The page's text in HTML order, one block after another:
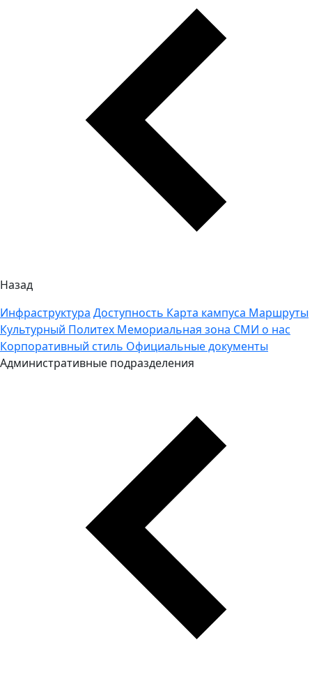
Назад
Инфраструктура Доступность Карта кампуса Маршруты
Культурный Политех Мемориальная зона СМИ о нас
Корпоративный стиль Официальные документы
Административные подразделения